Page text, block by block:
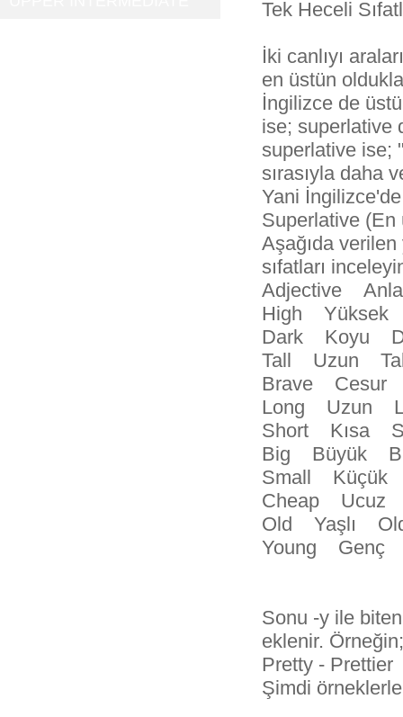
Tek Heceli
İki canlıyı
en üstün
İngilizce de
ise; superlative
superlative ise;
sırasıyla daha
Yani
Superlative (En
Aşağıda
sıfatları
Adjective
High Yüksek
Dark Koyu
Tall Uzun
Brave
Long Uzun
Short Kısa
Big Büyük
Small
Cheap
Old Yaşlı
Young
Sonu -y ile
eklenir. Örneğin;
Pretty -
Şimdi